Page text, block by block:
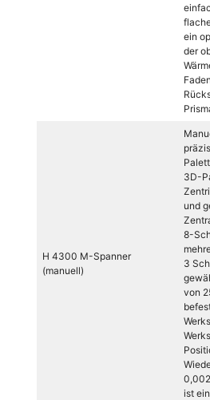
ein
der
H 4300 M-Spanner
(manuell)
3D-
und
8-
3
von
ist